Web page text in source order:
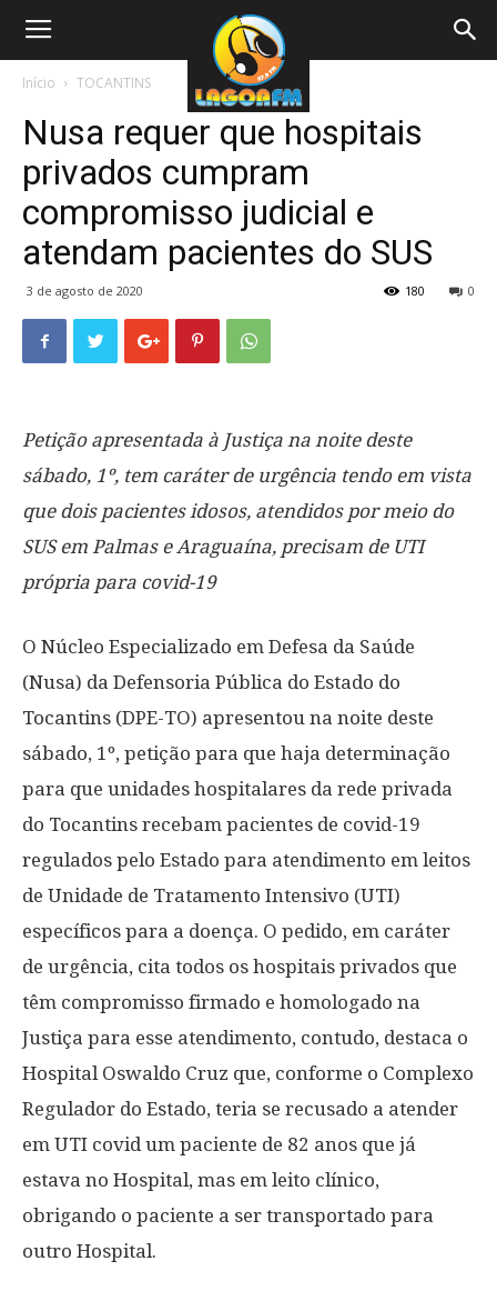
Início TOCANTINS
Nusa requer que hospitais
privados cumpram
compromisso judicial e
atendam pacientes do SUS
3 de agosto de 2020 0
180
Petição apresentada à Justiça na noite deste
sábado, 1º, tem caráter de urgência tendo em vista
que dois pacientes idosos, atendidos por meio do
SUS em Palmas e Araguaína, precisam de UTI
própria para covid-19
O Núcleo Especializado em Defesa da Saúde
(Nusa) da Defensoria Pública do Estado do
Tocantins (DPE-TO) apresentou na noite deste
sábado, 1º, petição para que haja determinação
para que unidades hospitalares da rede privada
do Tocantins recebam pacientes de covid-19
regulados pelo Estado para atendimento em leitos
de Unidade de Tratamento Intensivo (UTI)
específicos para a doença. O pedido, em caráter
de urgência, cita todos os hospitais privados que
têm compromisso firmado e homologado na
Justiça para esse atendimento, contudo, destaca o
Hospital Oswaldo Cruz que, conforme o Complexo
Regulador do Estado, teria se recusado a atender
em UTI covid um paciente de 82 anos que já
estava no Hospital, mas em leito clínico,
obrigando o paciente a ser transportado para
outro Hospital.